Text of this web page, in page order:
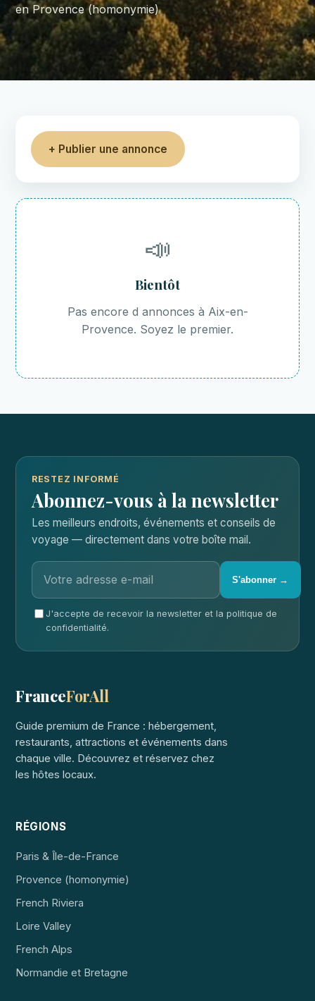
en Provence (homonymie)
+ Publier une annonce
📣
Bientôt
Pas encore d annonces à Aix-en-
Provence. Soyez le premier.
RESTEZ INFORMÉ
Abonnez-vous à la newsletter
Les meilleurs endroits, événements et conseils de
voyage — directement dans votre boîte mail.
S'abonner →
J'accepte de recevoir la newsletter et la politique de
confidentialité.
FranceForAll
Guide premium de France : hébergement,
restaurants, attractions et événements dans
chaque ville. Découvrez et réservez chez
les hôtes locaux.
RÉGIONS
Paris & Île-de-France
Provence (homonymie)
French Riviera
Loire Valley
French Alps
Normandie et Bretagne